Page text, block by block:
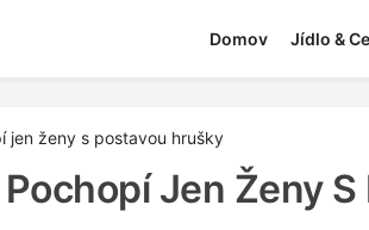
Domov Jídlo &
jen ženy s postavou hrušky
Jen Ženy S